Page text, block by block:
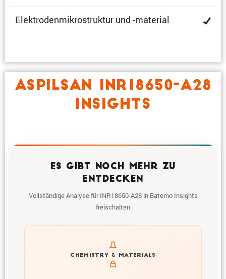
Elektro­den­mi­kro­struktur und -material
ASPILSAN INR18650-A28
INSIGHTS
ES GIBT NOCH MEHR ZU
ENTDECKEN
Vollständige Analyse für INR18650-A28 in Batemo Insights
freischalten
CHEMISTRY & MATERIALS
Get to know active materials for the INR18650-A28